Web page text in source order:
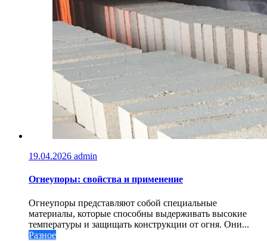
19.04.2026 admin
Огнеупоры: свойства и применение
Огнеупоры представляют собой специальные
материалы, которые способны выдерживать высокие
температуры и защищать конструкции от огня. Они...
Разное